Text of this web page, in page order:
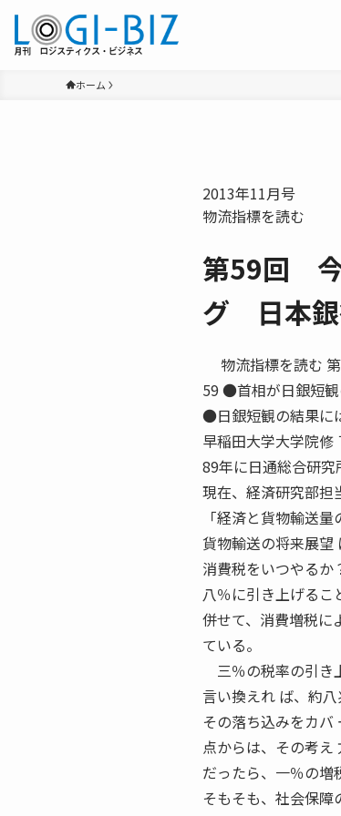
ホーム
2013年11月号
物流指標を読む
第59回 今
グ 日本銀
物流指標を読む
59 ●首相が日銀短
●日銀短観の結果に
早稲田大学大学院修
89年に日通総合研究
現在、経済研究部担
「経済と貨物輸送
貨物輸送の将来展望
消費税をいつやる
八％に引き上げるこ
併せて、消費増税に
ている。
三％の税率の引き
言い換えれ ば、約
その落ち込みをカ
点からは、その考え
だったら、一％の増
そもそも、社会保障